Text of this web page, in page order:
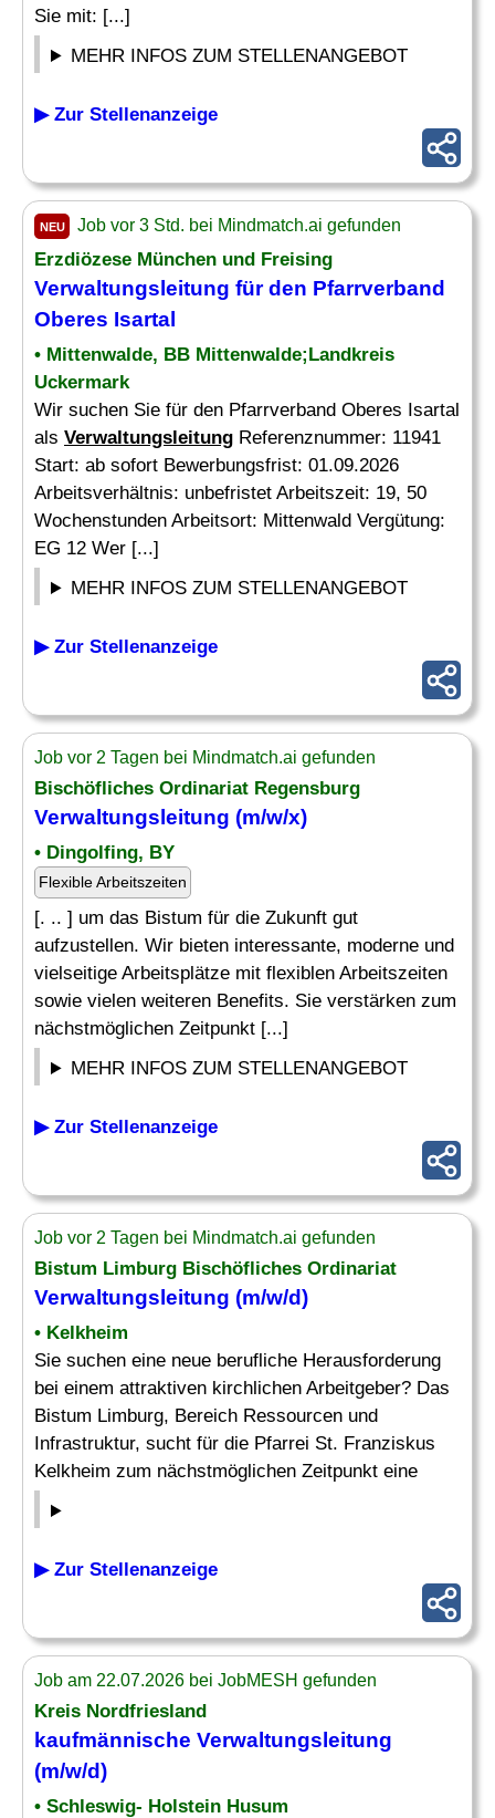
Sie mit: [...]
MEHR INFOS ZUM STELLENANGEBOT
▶ Zur Stellenanzeige
NEU Job vor 3 Std. bei Mindmatch.ai gefunden
Erzdiözese München und Freising
Verwaltungsleitung für den Pfarrverband
Oberes Isartal
• Mittenwalde, BB Mittenwalde;Landkreis
Uckermark
Wir suchen Sie für den Pfarrverband Oberes Isartal
als Verwaltungsleitung Referenznummer: 11941
Start: ab sofort Bewerbungsfrist: 01.09.2026
Arbeitsverhältnis: unbefristet Arbeitszeit: 19, 50
Wochenstunden Arbeitsort: Mittenwald Vergütung:
EG 12 Wer [...]
MEHR INFOS ZUM STELLENANGEBOT
▶ Zur Stellenanzeige
Job vor 2 Tagen bei Mindmatch.ai gefunden
Bischöfliches Ordinariat Regensburg
Verwaltungsleitung (m/w/x)
• Dingolfing, BY
Flexible Arbeitszeiten
[. .. ] um das Bistum für die Zukunft gut
aufzustellen. Wir bieten interessante, moderne und
vielseitige Arbeitsplätze mit flexiblen Arbeitszeiten
sowie vielen weiteren Benefits. Sie verstärken zum
nächstmöglichen Zeitpunkt [...]
MEHR INFOS ZUM STELLENANGEBOT
▶ Zur Stellenanzeige
Job vor 2 Tagen bei Mindmatch.ai gefunden
Bistum Limburg Bischöfliches Ordinariat
Verwaltungsleitung (m/w/d)
• Kelkheim
Sie suchen eine neue berufliche Herausforderung
bei einem attraktiven kirchlichen Arbeitgeber? Das
Bistum Limburg, Bereich Ressourcen und
Infrastruktur, sucht für die Pfarrei St. Franziskus
Kelkheim zum nächstmöglichen Zeitpunkt eine
▶ Zur Stellenanzeige
Job am 22.07.2026 bei JobMESH gefunden
Kreis Nordfriesland
kaufmännische Verwaltungsleitung
(m/w/d)
• Schleswig- Holstein Husum